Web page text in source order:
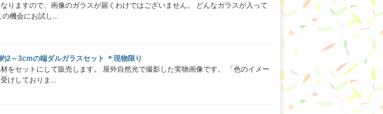
りますので、画像のガラスが届くわけではございません。 どんなガラスが入って
機会にお試し...
～3cmの端ダルガラスセット ＊現物限り
をセットにして販売します。 屋外自然光で撮影した実物画像です。 「色のイメー
けしておりま...